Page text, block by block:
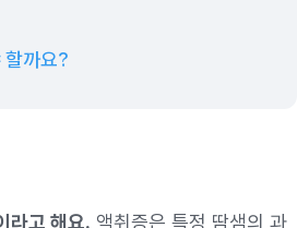
할까요?
라고 해요. 액취증은 특정 땀샘의 과